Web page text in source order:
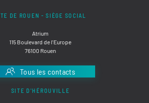
DE ROUEN - SIÈGE SOCIAL
Atrium
115 Boulevard de l'Europe
76100 Rouen
Tous les contacts
SITE D'HÉROUVILLE